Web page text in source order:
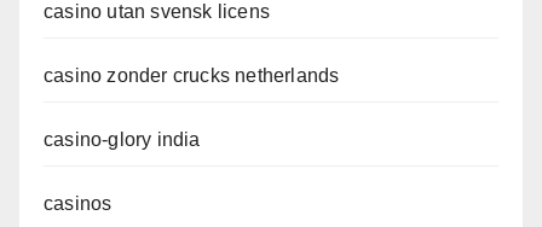
casino utan svensk licens
casino zonder crucks netherlands
casino-glory india
casinos